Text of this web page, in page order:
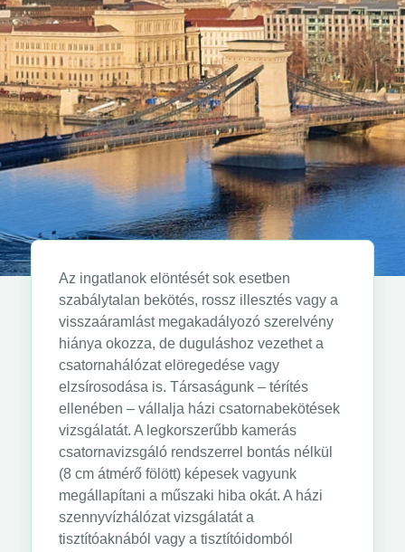
Az ingatlanok elöntését sok esetben
szabálytalan bekötés, rossz illesztés vagy a
visszaáramlást megakadályozó szerelvény
hiánya okozza, de duguláshoz vezethet a
csatornahálózat elöregedése vagy
elzsírosodása is. Társaságunk – térítés
ellenében – vállalja házi csatornabekötések
vizsgálatát. A legkorszerűbb kamerás
csatornavizsgáló rendszerrel bontás nélkül
(8 cm átmérő fölött) képesek vagyunk
megállapítani a műszaki hiba okát. A házi
szennyvízhálózat vizsgálatát a
tisztítóaknából vagy a tisztítóidomból